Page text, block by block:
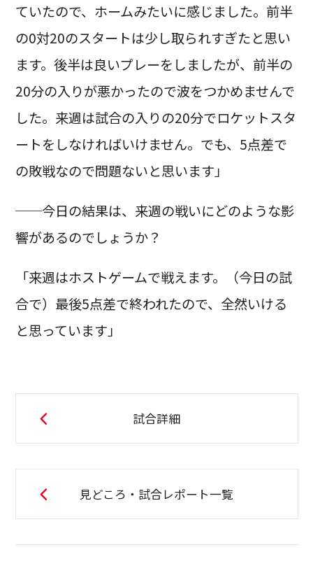
ていたので、ホームみたいに感じました。前半
の0対20のスタートは少し取られすぎたと思い
ます。後半は良いプレーをしましたが、前半の
20分の入りが悪かったので波をつかめませんで
した。来週は試合の入りの20分でロケットスタ
ートをしなければいけません。でも、5点差で
の敗戦なので問題ないと思います」
──今日の結果は、来週の戦いにどのような影
響があるのでしょうか？
「来週はホストゲームで戦えます。（今日の試
合で）最後5点差で終われたので、全然いける
と思っています」
試合詳細
見どころ・試合レポート一覧